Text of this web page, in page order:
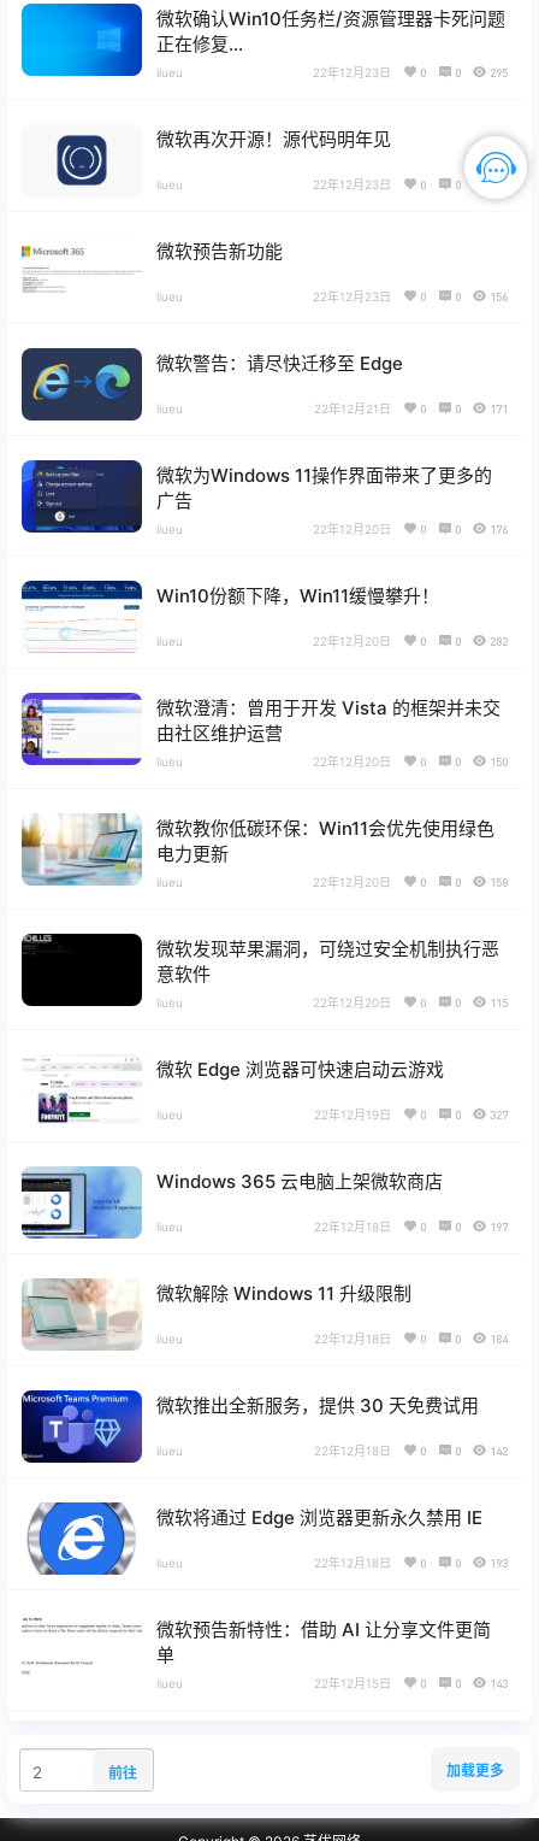
微软确认Win10任务栏/资源管理器卡死问题
正在修复…
liueu 22年12月23日 0 0 295
微软再次开源！源代码明年见
liueu 22年12月23日 0 0 308
微软预告新功能
liueu 22年12月23日 0 0 156
微软警告：请尽快迁移至 Edge
liueu 22年12月21日 0 0 171
微软为Windows 11操作界面带来了更多的
广告
liueu 22年12月20日 0 0 176
Win10份额下降，Win11缓慢攀升！
liueu 22年12月20日 0 0 282
微软澄清：曾用于开发 Vista 的框架并未交
由社区维护运营
liueu 22年12月20日 0 0 150
微软教你低碳环保：Win11会优先使用绿色
电力更新
liueu 22年12月20日 0 0 158
微软发现苹果漏洞，可绕过安全机制执行恶
意软件
liueu 22年12月20日 0 0 115
微软 Edge 浏览器可快速启动云游戏
liueu 22年12月19日 0 0 327
Windows 365 云电脑上架微软商店
liueu 22年12月18日 0 0 197
微软解除 Windows 11 升级限制
liueu 22年12月18日 0 0 184
微软推出全新服务，提供 30 天免费试用
liueu 22年12月18日 0 0 142
微软将通过 Edge 浏览器更新永久禁用 IE
liueu 22年12月18日 0 0 193
微软预告新特性：借助 AI 让分享文件更简
单
liueu 22年12月15日 0 0 143
前往 加载更多